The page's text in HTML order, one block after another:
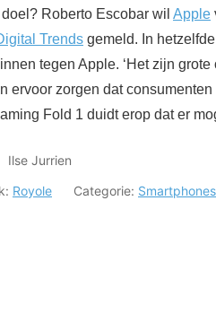
doel? Roberto Escobar wil Apple
Trends gemeld. In
tegen Apple. ‘Het zijn
ervoor zorgen dat
Fold 1 duidt erop dat er
Ilse Jurrien
Royole Categorie: Smartphones